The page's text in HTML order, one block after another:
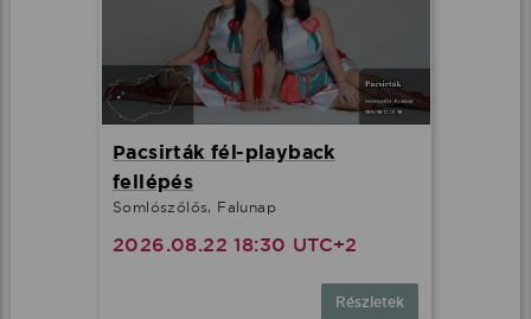
Pacsirták fél-playback
fellépés
Somlószőlős, Falunap
2026.08.22 18:30 UTC+2
Részletek